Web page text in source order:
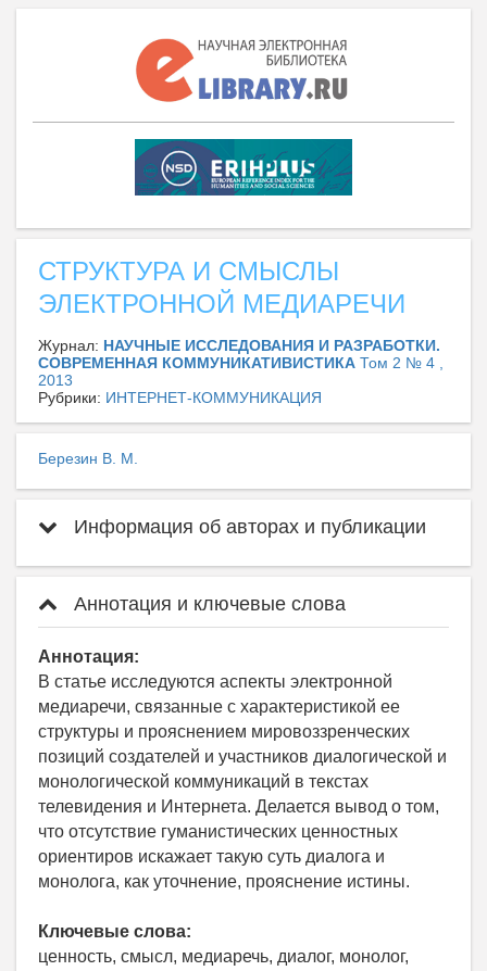
СТРУКТУРА И СМЫСЛЫ
ЭЛЕКТРОННОЙ МЕДИАРЕЧИ
Журнал: НАУЧНЫЕ ИССЛЕДОВАНИЯ И РАЗРАБОТКИ.
СОВРЕМЕННАЯ КОММУНИКАТИВИСТИКА Том 2 № 4 ,
2013
Рубрики: ИНТЕРНЕТ-КОММУНИКАЦИЯ
Березин В. М.
Информация об авторах и публикации
Аннотация и ключевые слова
Аннотация:
В статье исследуются аспекты электронной
медиаречи, связанные с характеристикой ее
структуры и прояснением мировоззренческих
позиций создателей и участников диалогической и
монологической коммуникаций в текстах
телевидения и Интернета. Делается вывод о том,
что отсутствие гуманистических ценностных
ориентиров искажает такую суть диалога и
монолога, как уточнение, прояснение истины.
Ключевые слова:
ценность, смысл, медиаречь, диалог, монолог,